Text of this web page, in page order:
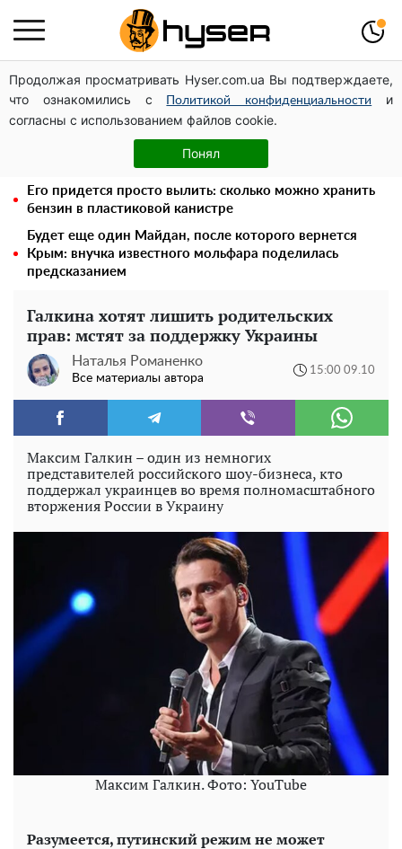
Продолжая просматривать Hyser.com.ua Вы подтверждаете,
что ознакомились с
Политикой конфиденциальности
и
согласны с использованием файлов cookie.
Понял
Дроны с наценкой: Александр Конотопский вывел
миллионы оборонного бюджета через фиктивную
фирму в Эстонии
Полностью голая Анна Тринчер блеснула
"прелестями": таких размеров вы еще не видели
Его придется просто вылить: сколько можно хранить
бензин в пластиковой канистре
Будет еще один Майдан, после которого вернется
Крым: внучка известного мольфара поделилась
предсказанием
Галкина хотят лишить родительских
прав: мстят за поддержку Украины
Наталья Романенко
Все материалы автора
15:00 09.10
Максим Галкин – один из немногих
представителей российского шоу-бизнеса, кто
поддержал украинцев во время полномасштабного
вторжения России в Украину
Максим Галкин. Фото: YouTube
Разумеется, путинский режим не может